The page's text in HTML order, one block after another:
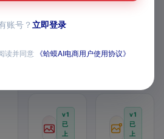
家桶持续上新
覆盖商品生成、图片与视频创作、导
全部模块均已开放
v1
已
上
v1
已
上
账号？ 立即登录
读并同意 《蛤蟆AI电商用户使用协议》